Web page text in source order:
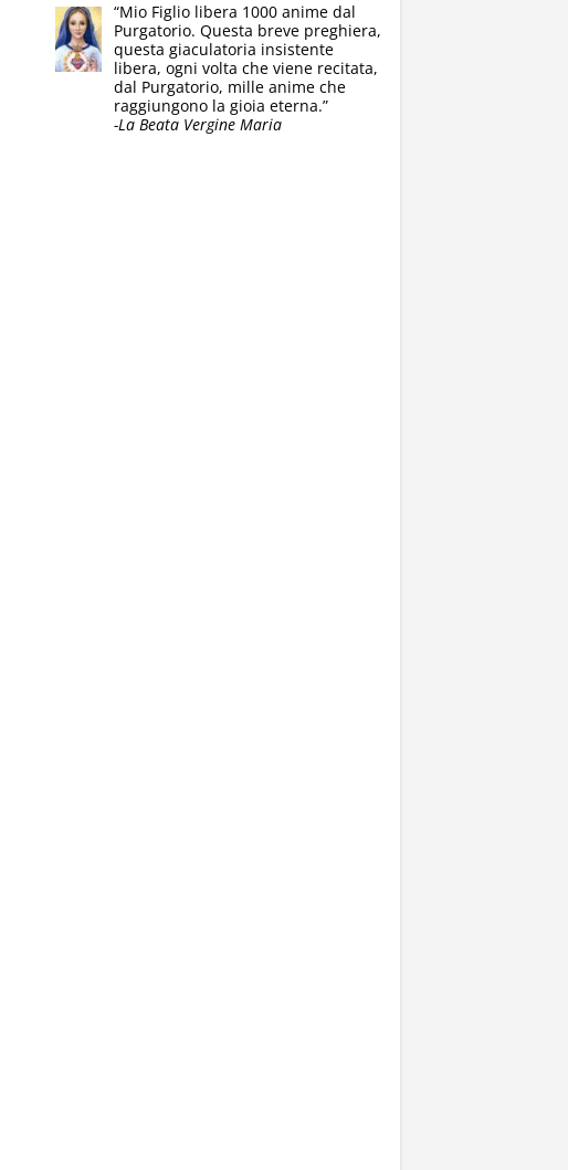
“Mio Figlio libera 1000 anime dal
Purgatorio. Questa breve preghiera,
questa giaculatoria insistente
libera, ogni volta che viene recitata,
dal Purgatorio, mille anime che
raggiungono la gioia eterna.”
-La Beata Vergine Maria